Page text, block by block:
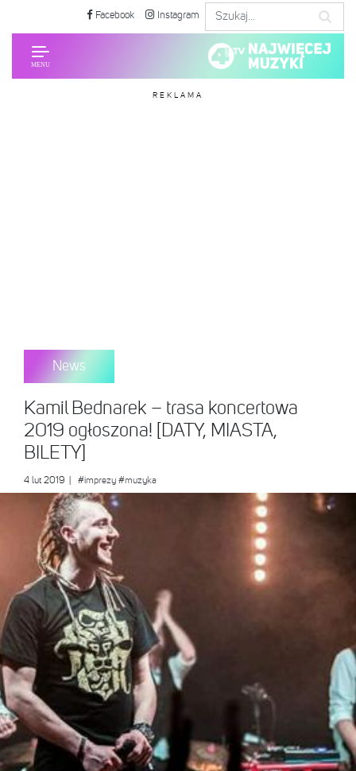
Facebook Instagram
REKLAMA
News
Kamil Bednarek – trasa koncertowa
2019 ogłoszona! [DATY, MIASTA,
BILETY]
4 lut 2019 #imprezy #muzyka